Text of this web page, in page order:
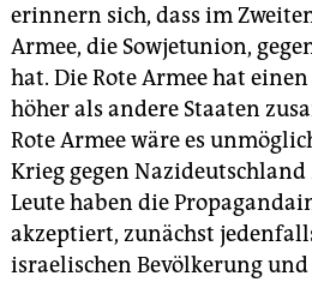
erinnern sich, dass im
Armee, die Sowjetunion,
hat. Die Rote Armee hat
höher als andere Staaten
Rote Armee wäre es
Krieg gegen
Leute haben die
akzeptiert, zunächst
israelischen Bevölkerung